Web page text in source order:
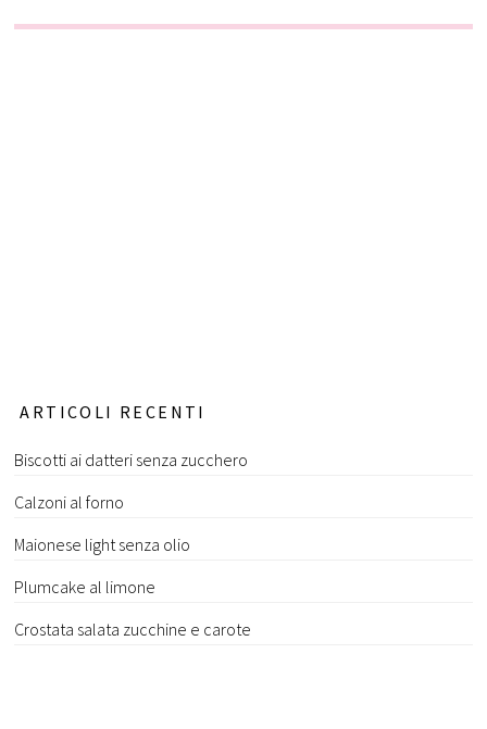
ARTICOLI RECENTI
Biscotti ai datteri senza zucchero
Calzoni al forno
Maionese light senza olio
Plumcake al limone
Crostata salata zucchine e carote